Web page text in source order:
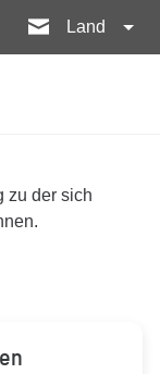
Land
zu der sich